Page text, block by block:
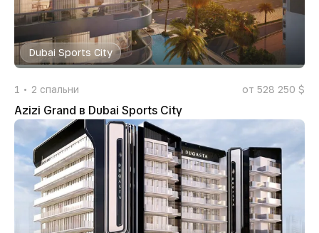
Dubai Sports City
1 2 спальни от 528 250 $
Azizi Grand в Dubai Sports City